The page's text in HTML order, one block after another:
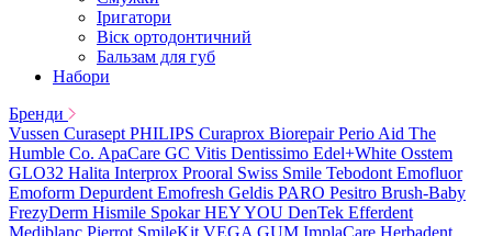
Іригатори
Віск ортодонтичний
Бальзам для губ
Набори
Бренди
Vussen Curasept PHILIPS Curaprox Biorepair Perio Aid The
Humble Co. ApaCare GC Vitis Dentissimo Edel+White Osstem
GLO32 Halita Interprox Prooral Swiss Smile Tebodont Emofluor
Emoform Depurdent Emofresh Geldis PARO Pesitro Brush-Baby
FrezyDerm Hismile Spokar HEY YOU DenTek Efferdent
Mediblanc Pierrot SmileKit VEGA GUM ImplaCare Herbadent